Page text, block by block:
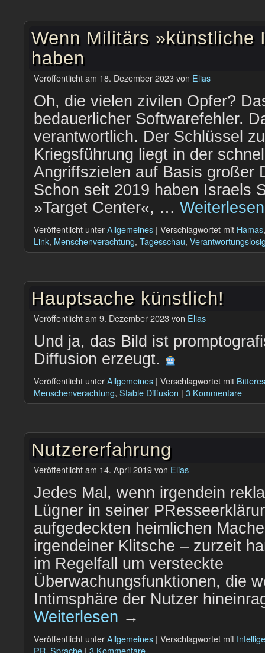
Wenn Militärs »künstliche
haben
Veröffentlicht am 18. Dezember 2023von Elias
Oh, die vielen zivilen Opfer?
bedauerlicher Softwarefehler.
verantwortlich. Der Schlüssel
Kriegsführung liegt in der
Angriffszielen auf Basis großer
Schon seit 2019 haben Israels
»Target Center«, …
Veröffentlicht unterAllgemeines | Verschlagwortet mit Hamas
Link, Menschenverachtung, Tagesschau,
Hauptsache künstlich!
Veröffentlicht am 9. Dezember 2023von Elias
Und ja, das Bild ist
Diffusion erzeugt.
Veröffentlicht unterAllgemeines | Verschlagwortet mit Bitteres
Menschenverachtung, Stable Diffusion | 3 Kommentare
Nutzererfahrung
Veröffentlicht am 14. April 2019von Elias
Jedes Mal, wenn irgendein
Lügner in seiner
aufgedeckten heimlichen
irgendeiner Klitsche – zurzeit
im Regelfall um versteckte
Überwachungsfunktionen, die
Intimsphäre der Nutzer
Weiterlesen →
Veröffentlicht unterAllgemeines | Verschlagwortet mit
PR Sprache | 3 Kommentare